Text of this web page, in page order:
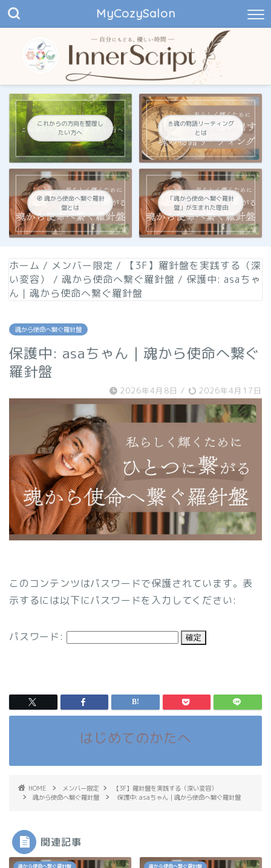
MyCozySalon
これからの方向を整理し
たい方へ
📓魂の物語リーティング
とは
🧭 魂から使命へ繋ぐ羅針
盤とは
「魂から使命へ繋ぐ羅針
盤」が生まれた理由
ホーム / メンバー限定 /
【3F】羅針盤を実践する（深
い変容）
/ 魂から使命へ繋ぐ羅針盤 / 保護中: asaちゃ
ん｜魂から使命へ繋ぐ羅針盤
魂から使命へ繋ぐ羅針盤
保護中: asaちゃん｜魂から使命へ繋ぐ
羅針盤
2026年4月8日 / 2026年4月17日
このコンテンツはパスワードで保護されています。表
示するには以下にパスワードを入力してください:
パスワード:
はじめてのかたへ
HOME メンバー限定
【3F】羅針盤を実践する（深い変容）
魂から使命へ繋ぐ羅針盤
保護中: asaちゃん｜魂から使命へ繋ぐ羅針盤
関連記事
魂から使命へ繋ぐ羅針盤 魂から使命へ繋ぐ羅針盤